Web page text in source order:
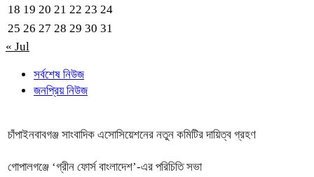
18 19 20 21 22 23 24
25 26 27 28 29 30 31
« Jul
সর্বশেষ নিউজ
জনপ্রিয় নিউজ
চাঁপাইনবাবগঞ্জ সাংবাদিক এসোসিয়েশনের নতুন কমিটির দায়িত্ব গ্রহণ
গোপালগঞ্জে ‘গ্রীন ফোর্স বাংলাদেশ’-এর পরিচিতি সভা